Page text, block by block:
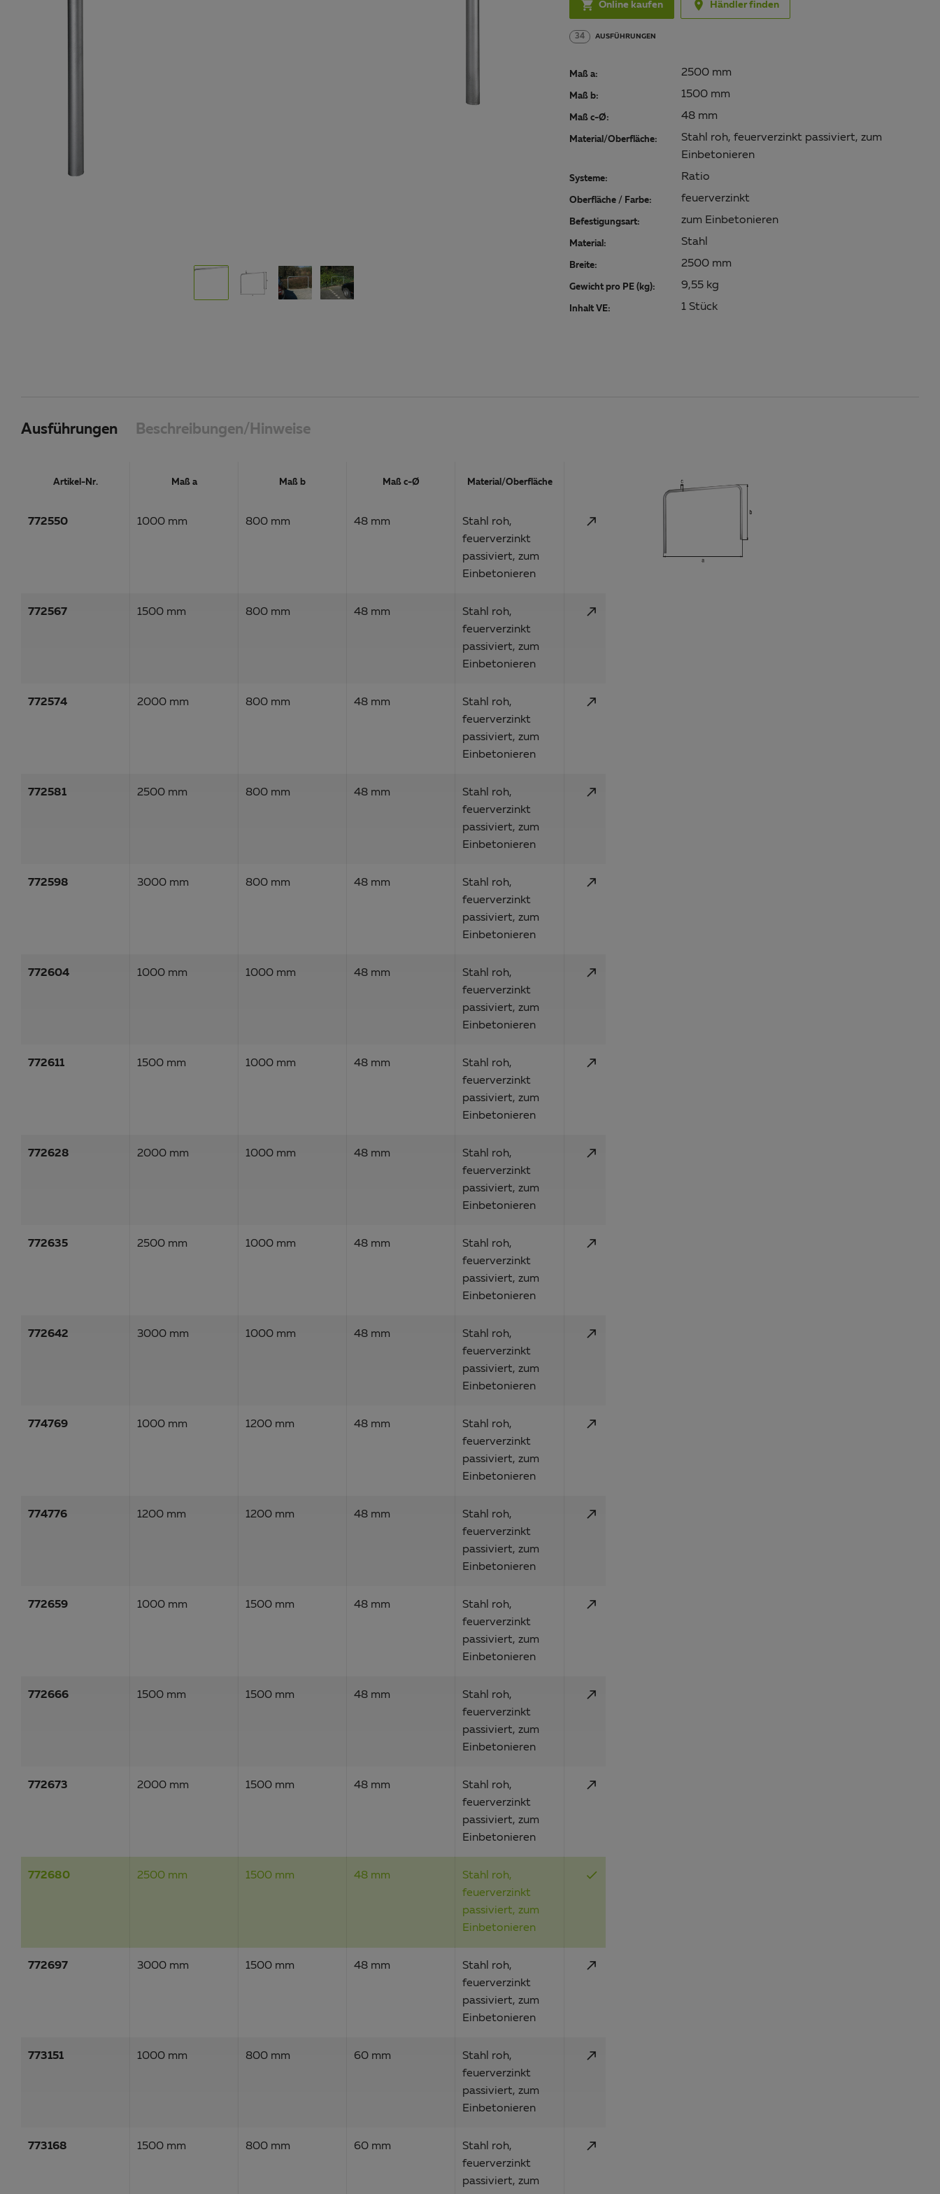
 Online kaufen  Händler finden
34 AUSFÜHRUNGEN
Maß a: 2500 mm
Maß b: 1500 mm
Maß c-Ø: 48 mm
Material/Oberfläche:
Stahl roh, feuerverzinkt passiviert, zum
Einbetonieren
Systeme: Ratio
Oberfläche / Farbe: feuerverzinkt
Befestigungsart: zum Einbetonieren
Material: Stahl
Breite: 2500 mm
Gewicht pro PE (kg): 9,55 kg
Inhalt VE: 1 Stück
Ausführungen Beschreibungen/Hinweise
Artikel-Nr. Maß a Maß b Maß c-Ø Material/Oberfläche
772550 1000 mm 800 mm 48 mm
Stahl roh,
feuerverzinkt
passiviert, zum
Einbetonieren
call_made
772567 1500 mm 800 mm 48 mm
Stahl roh,
feuerverzinkt
passiviert, zum
Einbetonieren
call_made
772574 2000 mm 800 mm 48 mm
Stahl roh,
feuerverzinkt
passiviert, zum
Einbetonieren
call_made
772581 2500 mm 800 mm 48 mm
Stahl roh,
feuerverzinkt
passiviert, zum
Einbetonieren
call_made
772598 3000 mm 800 mm 48 mm
Stahl roh,
feuerverzinkt
passiviert, zum
Einbetonieren
call_made
772604 1000 mm 1000 mm 48 mm
Stahl roh,
feuerverzinkt
passiviert, zum
Einbetonieren
call_made
772611 1500 mm 1000 mm 48 mm
Stahl roh,
feuerverzinkt
passiviert, zum
Einbetonieren
call_made
772628 2000 mm 1000 mm 48 mm
Stahl roh,
feuerverzinkt
passiviert, zum
Einbetonieren
call_made
772635 2500 mm 1000 mm 48 mm
Stahl roh,
feuerverzinkt
passiviert, zum
Einbetonieren
call_made
772642 3000 mm 1000 mm 48 mm
Stahl roh,
feuerverzinkt
passiviert, zum
Einbetonieren
call_made
774769 1000 mm 1200 mm 48 mm
Stahl roh,
feuerverzinkt
passiviert, zum
Einbetonieren
call_made
774776 1200 mm 1200 mm 48 mm
Stahl roh,
feuerverzinkt
passiviert, zum
Einbetonieren
call_made
772659 1000 mm 1500 mm 48 mm
Stahl roh,
feuerverzinkt
passiviert, zum
Einbetonieren
call_made
772666 1500 mm 1500 mm 48 mm
Stahl roh,
feuerverzinkt
passiviert, zum
Einbetonieren
call_made
772673 2000 mm 1500 mm 48 mm
Stahl roh,
feuerverzinkt
passiviert, zum
Einbetonieren
call_made
772680 2500 mm 1500 mm 48 mm
Stahl roh,
feuerverzinkt
passiviert, zum
Einbetonieren
done
772697 3000 mm 1500 mm 48 mm
Stahl roh,
feuerverzinkt
passiviert, zum
Einbetonieren
call_made
773151 1000 mm 800 mm 60 mm
Stahl roh,
feuerverzinkt
passiviert, zum
Einbetonieren
call_made
773168 1500 mm 800 mm 60 mm
Stahl roh,
feuerverzinkt
passiviert, zum
call_made